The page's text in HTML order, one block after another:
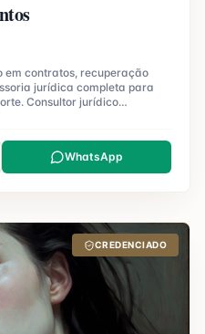
em contratos, recuperação
jurídica completa para
Consultor jurídico
WhatsApp
CREDENCIADO